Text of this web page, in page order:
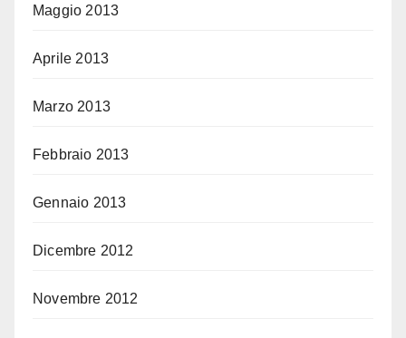
Maggio 2013
Aprile 2013
Marzo 2013
Febbraio 2013
Gennaio 2013
Dicembre 2012
Novembre 2012